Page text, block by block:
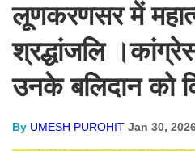
लूणकरणसर में
श्रद्धांजलि
उनके बलिदान को
By UMESH PUROHIT Jan 30,